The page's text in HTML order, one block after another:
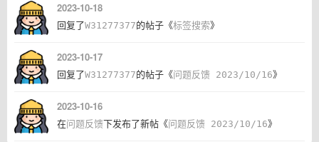
2023-10-18
回复了W31277377的帖子《标签搜索》
2023-10-17
回复了W31277377的帖子《问题反馈 2023/10/16》
2023-10-16
在问题反馈下发布了新帖《问题反馈 2023/10/16》